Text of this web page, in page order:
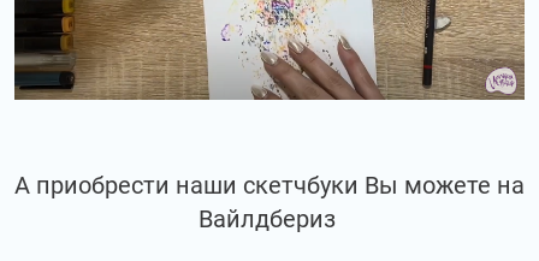
А приобрести наши скетчбуки Вы можете на
Вайлдбериз